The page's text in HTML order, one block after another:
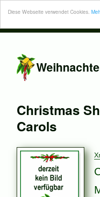
Diese Webseite verwendet Cookies.
Christmas
Carols